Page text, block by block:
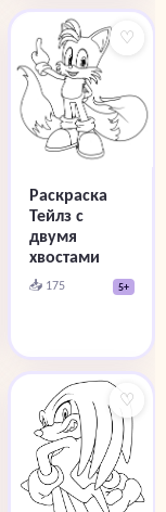
♡
Раскраска
Тейлз с
двумя
хвостами
📥 175 5+
♡